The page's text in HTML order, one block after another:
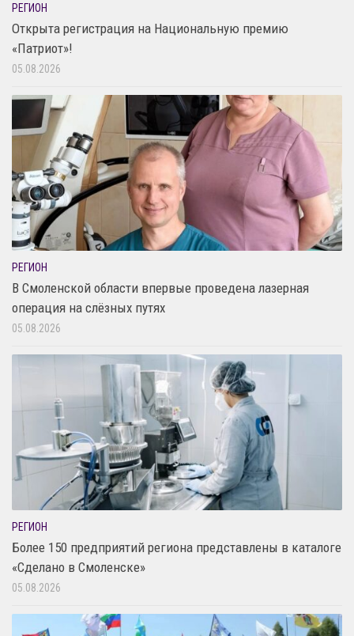
РЕГИОН
Открыта регистрация на Национальную премию
«Патриот»!
05.08.2026
РЕГИОН
В Смоленской области впервые проведена лазерная
операция на слёзных путях
05.08.2026
РЕГИОН
Более 150 предприятий региона представлены в каталоге
«Сделано в Смоленске»
05.08.2026